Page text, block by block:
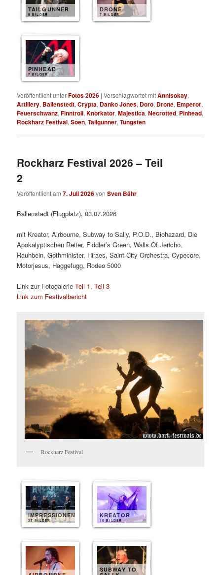
TAILGUNNER
8 BILDER
DRONE
7 BILDER
PINHEAD
7 BILDER
Veröffentlicht unterFotos 2026 |Verschlagwortet mitAnnisokay,
Artillery, Ballenstedt,Crypta, Danko Jones, Doro, Drone, Emperor,
Feuerschwanz,Finntroll,Knorkator,Majestica,Necrotted, Pinhead,
Rockharz Festival,Soen,Tailgunner,Tungsten
Rockharz Festival 2026 – Teil
2
Veröffentlicht am7. Juli 2026vonSven Bähr
Ballenstedt (Flugplatz), 03.07.2026
mit Kreator, Airbourne, Subway to Sally, P.O.D., Biohazard, Die
Apokalyptischen Reiter, Fiddler’s Green, Walls Of Jericho,
Rauhbein, Gothminister, Hiraes, Saint City Orchestra, Cypecore,
Motorjesus, Haggefugg, Rodeo 5000
Link zur FotogalerieTeil 1,Teil 3
Link zum Festivalbericht
Rockharz Festival
IMPRESSIONEN
27 BILDER
KREATOR
15 BILDER
SUBWAY TO